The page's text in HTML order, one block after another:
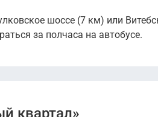
шоссе (7 км) или
за полчаса на автобусе.
квартал»